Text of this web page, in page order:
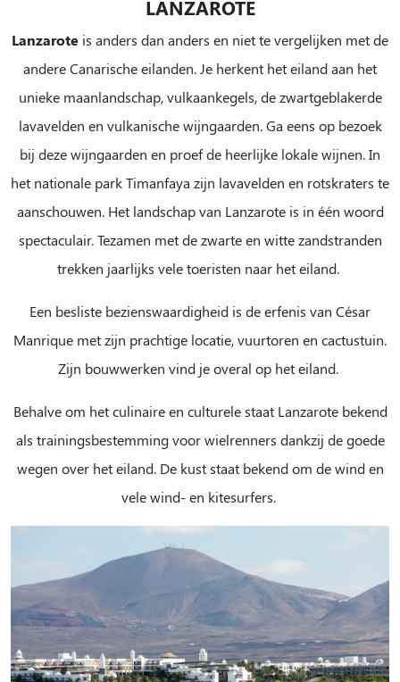
LANZAROTE
Lanzarote is anders dan anders en niet te vergelijken met de
andere Canarische eilanden. Je herkent het eiland aan het
unieke maanlandschap, vulkaankegels, de zwartgeblakerde
lavavelden en vulkanische wijngaarden. Ga eens op bezoek
bij deze wijngaarden en proef de heerlijke lokale wijnen.In
het nationale park Timanfaya zijn lavavelden en rotskraters te
aanschouwen. Het landschap van Lanzarote is in één woord
spectaculair. Tezamen met de zwarte en witte zandstranden
trekken jaarlijks vele toeristen naar het eiland.
Een besliste bezienswaardigheid is de erfenis van César
Manrique met zijn prachtige locatie, vuurtoren en cactustuin.
Zijn bouwwerken vind je overal op het eiland.
Behalve om het culinaire en culturele staat Lanzarote bekend
als trainingsbestemming voor wielrenners dankzij de goede
wegen over het eiland. De kust staat bekend om de wind en
vele wind- en kitesurfers.